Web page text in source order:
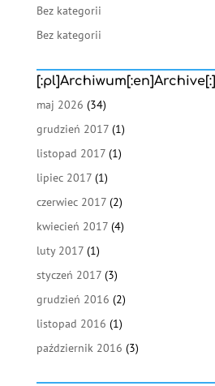
Bez kategorii
Bez kategorii
[:pl]Archiwum[:en]Archive[:]
maj 2026 (34)
grudzień 2017(1)
listopad 2017(1)
lipiec 2017(1)
czerwiec 2017(2)
kwiecień 2017(4)
luty 2017(1)
styczeń 2017(3)
grudzień 2016 (2)
listopad 2016 (1)
październik 2016 (3)